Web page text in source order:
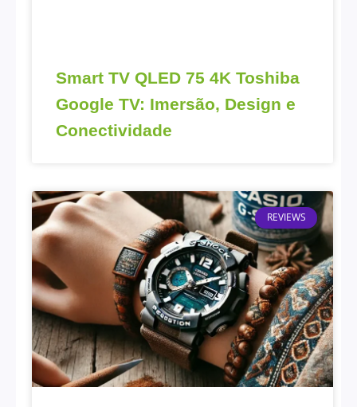
Smart TV QLED 75 4K Toshiba
Google TV: Imersão, Design e
Conectividade
REVIEWS